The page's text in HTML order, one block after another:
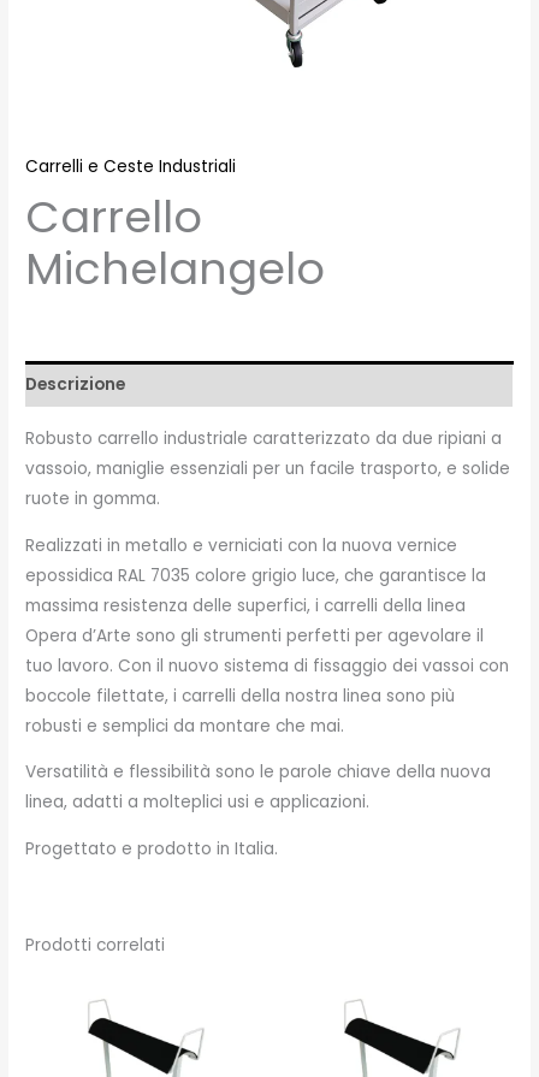
Carrelli e Ceste Industriali
Carrello
Michelangelo
Descrizione
Robusto carrello industriale caratterizzato da due ripiani a
vassoio, maniglie essenziali per un facile trasporto, e solide
ruote in gomma.
Realizzati in metallo e verniciati con la nuova vernice
epossidica RAL 7035 colore grigio luce, che garantisce la
massima resistenza delle superfici, i carrelli della linea
Opera d’Arte sono gli strumenti perfetti per agevolare il
tuo lavoro. Con il nuovo sistema di fissaggio dei vassoi con
boccole filettate, i carrelli della nostra linea sono più
robusti e semplici da montare che mai.
Versatilità e flessibilità sono le parole chiave della nuova
linea, adatti a molteplici usi e applicazioni.
Progettato e prodotto in Italia.
Prodotti correlati